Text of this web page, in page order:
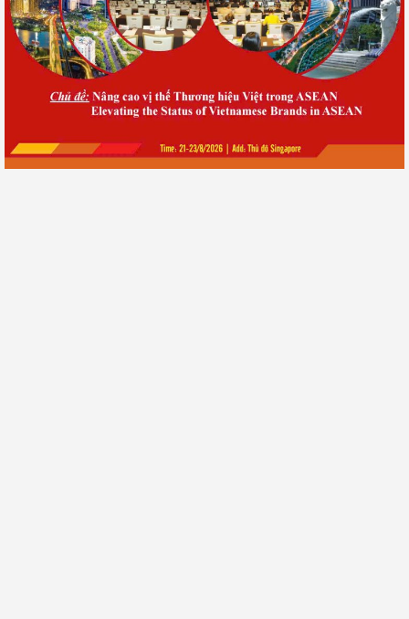
HCM-SME và VCCI ký kết hợp tác chiến lược dài hạn tại
Diễn đàn Kinh tế Mùa hè 2026
ParagonCare Việt Nam chuyển giao máy chụp ảnh đáy mắt
cho Bệnh viện Mắt Sài Gòn Tiền Giang
Hội nghị Thương mại và Đầu tư Việt Nam – ASEAN lần thứ I: